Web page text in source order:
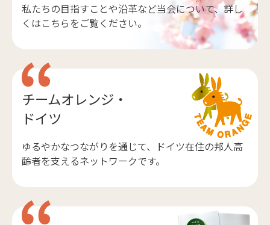
私たちの目指すことや沿革など当会について、詳し
くはこちらをご覧ください。
チームオレンジ・
ドイツ
ゆるやかなつながりを通じて、ドイツ在住の邦人高
齢者を支えるネットワークです。